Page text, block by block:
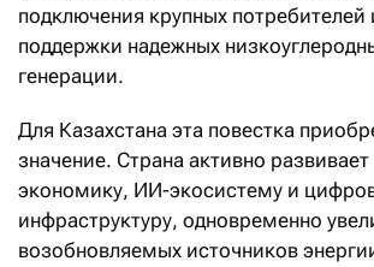
подключения крупных
поддержки надежных
генерации.
Для Казахстана эта повестка
значение. Страна активно
экономику, ИИ-экосистему и
инфраструктуру, одновременно
возобновляемых источников